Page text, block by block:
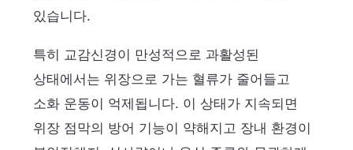
있습니다.
특히 교감신경이 만성적으로 과활성된
상태에서는 위장으로 가는 혈류가 줄어들고
소화 운동이 억제됩니다. 이 상태가 지속되면
위장 점막의 방어 기능이 약해지고 장내 환경이